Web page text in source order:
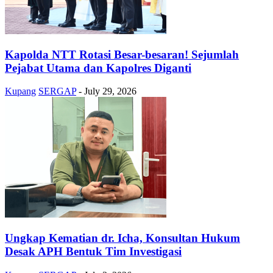
Kapolda NTT Rotasi Besar-besaran! Sejumlah
Pejabat Utama dan Kapolres Diganti
Kupang SERGAP - July 29, 2026
Ungkap Kematian dr. Icha, Konsultan Hukum
Desak APH Bentuk Tim Investigasi